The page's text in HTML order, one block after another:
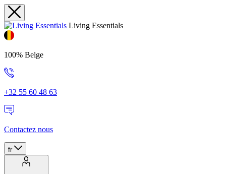
Living Essentials
100% Belge
+32 55 60 48 63
Contactez nous
fr